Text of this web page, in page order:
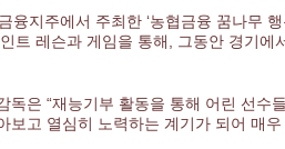
융지주에서 주최한 ‘농협금융 꿈나무
트 레슨과 게임을 통해, 그동안 경기에
독은 “재능기부 활동을 통해 어린 선
보고 열심히 노력하는 계기가 되어 매